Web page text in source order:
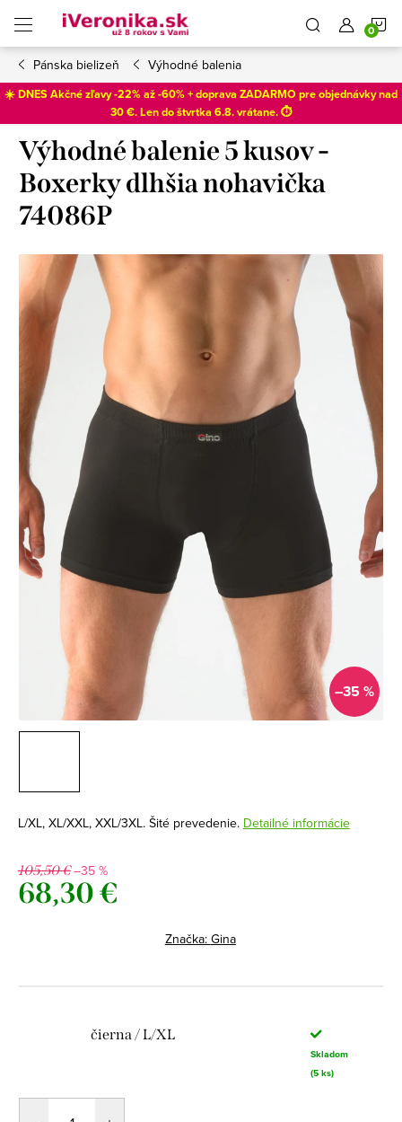
obsah
Pánska bielizeň Výhodné balenia
☀️ DNES Akčné zľavy -22% až -60% + doprava ZADARMO pre objednávky nad
30 €. Len doštvrtka 6.8. vrátane. ⏱️
Výhodné balenie 5 kusov -
Boxerky dlhšia nohavička
74086P
–35 %
L/XL, XL/XXL, XXL/3XL. Šité prevedenie. Detailné informácie
105,50 €–35 %
68,30 €
Značka: Gina
čierna / L/XL
Skladom
(5 ks)